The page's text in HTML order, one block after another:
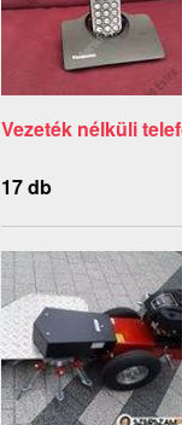
Vezeték nélküli
17 db